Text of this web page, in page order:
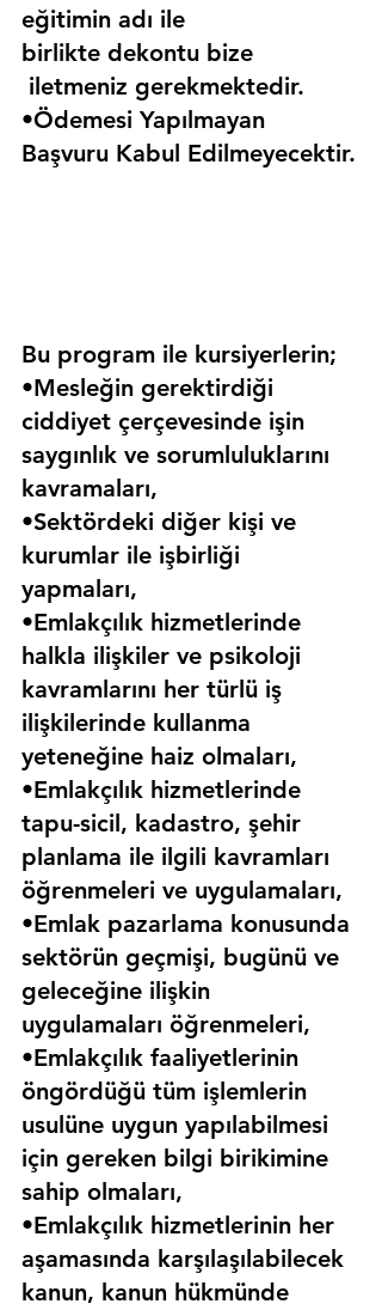
eğitimin adı ile
birlikte dekontu bize
iletmeniz gerekmektedir.
•Ödemesi Yapılmayan
Başvuru Kabul Edilmeyecektir.
Bu program ile kursiyerlerin;
•Mesleğin gerektirdiği
ciddiyet çerçevesinde işin
saygınlık ve sorumluluklarını
kavramaları,
•Sektördeki diğer kişi ve
kurumlar ile işbirliği
yapmaları,
•Emlakçılık hizmetlerinde
halkla ilişkiler ve psikoloji
kavramlarını her türlü iş
ilişkilerinde kullanma
yeteneğine haiz olmaları,
•Emlakçılık hizmetlerinde
tapu-sicil, kadastro, şehir
planlama ile ilgili kavramları
öğrenmeleri ve uygulamaları,
•Emlak pazarlama konusunda
sektörün geçmişi, bugünü ve
geleceğine ilişkin
uygulamaları öğrenmeleri,
•Emlakçılık faaliyetlerinin
öngördüğü tüm işlemlerin
usulüne uygun yapılabilmesi
için gereken bilgi birikimine
sahip olmaları,
•Emlakçılık hizmetlerinin her
aşamasında karşılaşılabilecek
kanun, kanun hükmünde